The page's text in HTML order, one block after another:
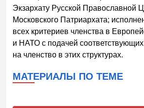
Экзархату Русской Православной
Московского Патриархата;
всех критериев членства в
и НАТО с подачей
на членство в этих структурах.
МАТЕРИАЛЫ ПО ТЕМЕ